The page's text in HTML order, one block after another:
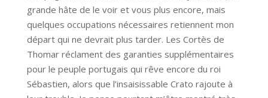
grande hâte de le voir et vous plus encore, mais
quelques occupations nécessaires retiennent mon
départ qui ne devrait plus tarder. Les Cortès de
Thomar réclament des garanties supplémentaires
pour le peuple portugais qui rêve encore du roi
Sébastien, alors que l’insaisissable Crato rajoute à